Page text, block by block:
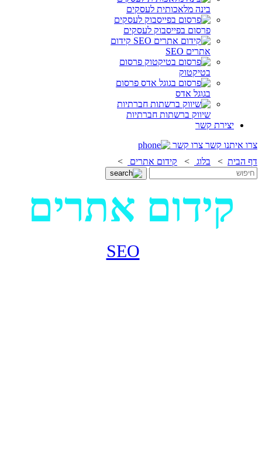
בינה מלאכותית לעסקים
פרסום בפייסבוק לעסקים
קידום
אתרים SEO
פרסום
בטיקטוק
פרסום
בגוגל אדס
שיווק ברשתות חברתיות
יצירת קשר
צרו איתנו קשר צרו קשר
דף הבית > בלוג > קידום אתרים >
קידום אתרים
SEO